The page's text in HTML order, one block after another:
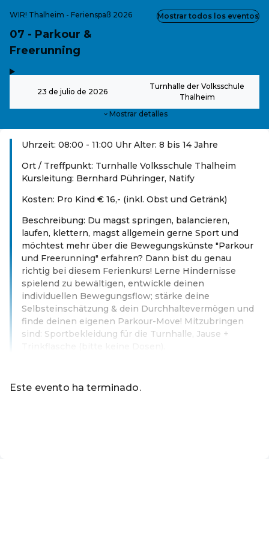
WIR! Thalheim - Ferienspaß 2026
07 - Parkour &
Freerunning
23 de julio de 2026
Turnhalle der Volksschule
Thalheim
Mostrar detalles
Mostrar todos los eventos
Uhrzeit: 08:00 - 11:00 Uhr Alter: 8 bis 14 Jahre
Ort / Treffpunkt: Turnhalle Volksschule Thalheim
Kursleitung: Bernhard Pühringer, Natify
Kosten: Pro Kind € 16,- (inkl. Obst und Getränk)
Beschreibung: Du magst springen, balancieren,
laufen, klettern, magst allgemein gerne Sport und
möchtest mehr über die Bewegungskünste "Parkour
und Freerunning" erfahren? Dann bist du genau
richtig bei diesem Ferienkurs! Lerne Hindernisse
spielend zu bewältigen, entwickle deinen
individuellen Bewegungsflow; stärke deine
Selbsteinschätzung & dein Durchhaltevermögen und
finde deinen eigenen Parkour-Move! Mitzubringen
sind: Sportbekleidung für die Turnhalle, Jause +
Este evento ha terminado.